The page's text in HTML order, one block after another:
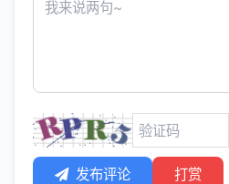
发布评论 打赏